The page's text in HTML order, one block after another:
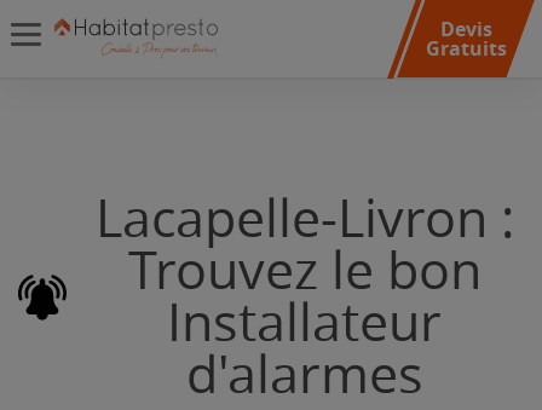
Devis
Gratuits
Lacapelle-Livron :
Trouvez le bon
Installateur
d'alarmes